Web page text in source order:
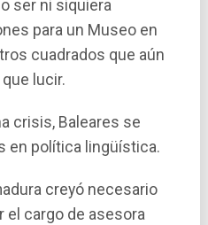
ser ni siquiera
para un Museo en
cuadrados que aún
lucir.
crisis, Baleares se
en polí­tica lingüí­stica.
creyó necesario
el cargo de asesora